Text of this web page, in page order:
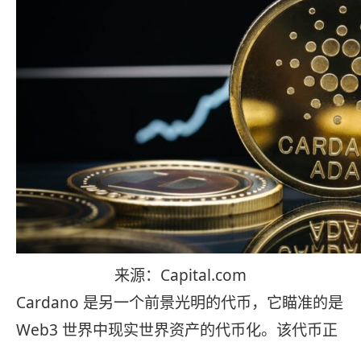
来源：Capital.com
Cardano 是另一个前景光明的代币，它瞄准的是
Web3 世界中现实世界资产的代币化。该代币正